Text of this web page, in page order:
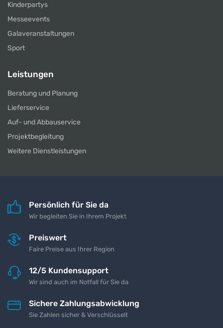
Kinderpartys
Messeevents
Galaveranstaltungen
Sport
Leistungen
Beratung und Planung
Lieferservice
Auf- und Abbauservice
Projektbegleitung
Weitere Dienstleistungen
Persönlich für Sie da
Wir begleiten Sie in Ihrem Projekt
Preiswert
Faire Preise aus Ihrer Region
12/5 Kundensupport
Wir sind auch im Notfall für Sie da
Sichere Zahlungsabwicklung
Sie Zahlen sicher & Verschlüsselt